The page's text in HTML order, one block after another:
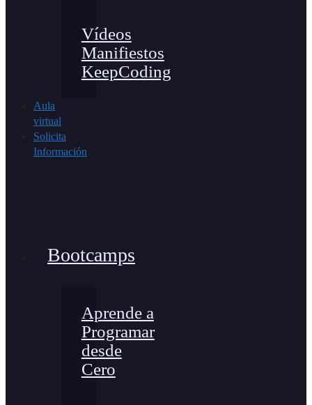
Vídeos
Manifiestos
KeepCoding
Aula
virtual
Solicita
Información
Bootcamps
Aprende a
Programar
desde
Cero